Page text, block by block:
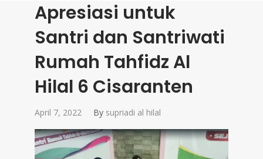
Apresiasi untuk
Santri dan Santriwati
Rumah Tahfidz Al
Hilal 6 Cisaranten
April 7, 2022 By supriadi al hilal